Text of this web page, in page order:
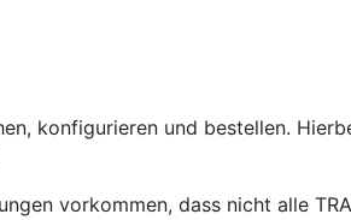
konfigurieren und bestellen.
vorkommen, dass nicht alle